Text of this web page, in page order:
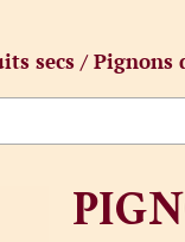
secs / Pignons